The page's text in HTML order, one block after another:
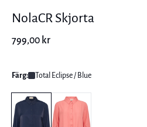
NolaCR Skjorta
799,00 kr
Färg: Total Eclipse / Blue